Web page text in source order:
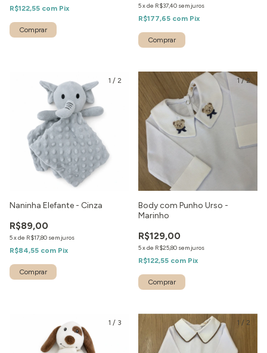
R$122,55 com Pix 5xde R$37,40 sem juros
R$177,65 com Pix
Comprar
1 / 2
Naninha Elefante - Cinza
R$89,00
5xde R$17,80 sem juros
R$84,55 com Pix
1/2
Body com Punho Urso -
Marinho
R$129,00
5xde R$25,80 sem juros
R$122,55 com Pix
1 / 3 1 / 2